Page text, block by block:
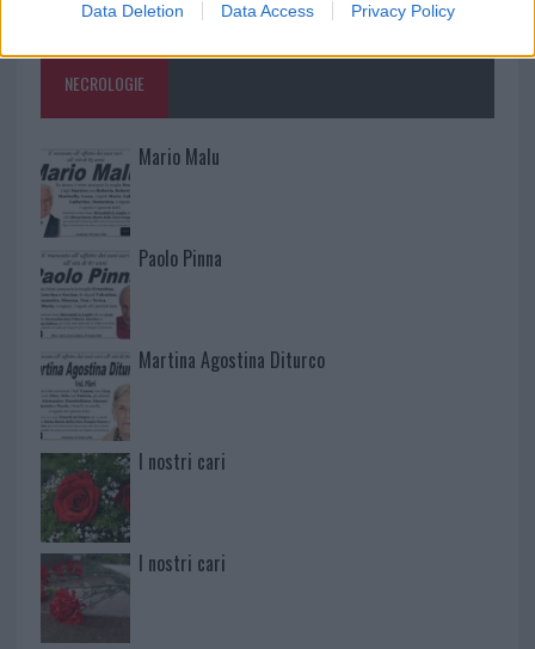
Data Deletion Data Access Privacy Policy
NECROLOGIE
Mario Malu
Paolo Pinna
Martina Agostina Diturco
I nostri cari
I nostri cari